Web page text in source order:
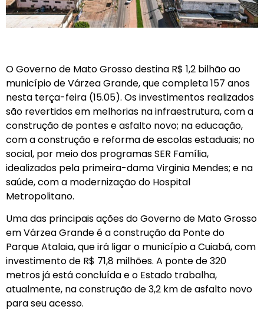
O Governo de Mato Grosso destina R$ 1,2 bilhão ao
município de Várzea Grande, que completa 157 anos
nesta terça-feira (15.05). Os investimentos realizados
são revertidos em melhorias na infraestrutura, com a
construção de pontes e asfalto novo; na educação,
com a construção e reforma de escolas estaduais; no
social, por meio dos programas SER Família,
idealizados pela primeira-dama Virginia Mendes; e na
saúde, com a modernização do Hospital
Metropolitano.
Uma das principais ações do Governo de Mato Grosso
em Várzea Grande é a construção da Ponte do
Parque Atalaia, que irá ligar o município a Cuiabá, com
investimento de R$ 71,8 milhões. A ponte de 320
metros já está concluída e o Estado trabalha,
atualmente, na construção de 3,2 km de asfalto novo
para seu acesso.